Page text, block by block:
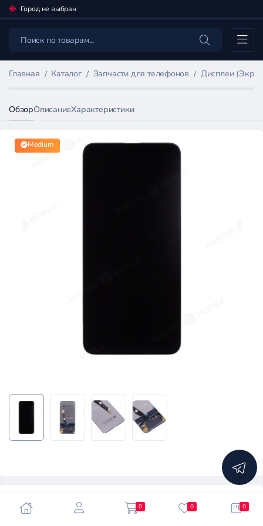
Город не выбран
Каталог
Главная Каталог Запчасти для телефонов Дисплеи
ОбзорОписаниеХарактеристики
Medium
4.88
0 0 0